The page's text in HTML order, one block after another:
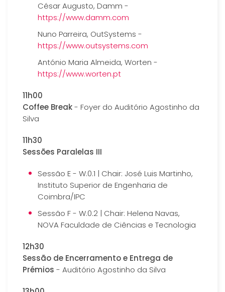
César Augusto, Damm -
https://www.damm.com
Nuno Parreira, OutSystems -
https://www.outsystems.com
António Maria Almeida, Worten -
https://www.worten.pt
11h00
Coffee Break- Foyer do Auditório Agostinho da
Silva
11h30
Sessões Paralelas III
Sessão E - W.0.1 | Chair: José Luis Martinho,
Instituto Superior de Engenharia de
Coimbra/IPC
Sessão F - W.0.2 | Chair: Helena Navas,
NOVA Faculdade de Ciências e Tecnologia
12h30
Sessão de Encerramento e Entrega de
Prémios - Auditório Agostinho da Silva